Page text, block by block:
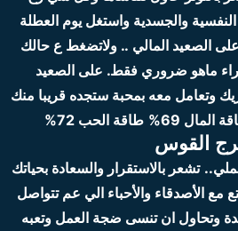
والجسدية واستغل يوم العطلة
على الصعيد المالي .. ولاتضغط ع حالك
ماهو ضروري فقط. على الصعيد
وتعامل معه بمحبة ستجده قريبا منك
المال 69% طاقة الحب 72%
القوس
تشعر بالاستقرار والسعادة بحياتك
الأصدقاء والأحباء الي عم تتواصل
وتحاول ان تنسى ضجة العمل وتعبه